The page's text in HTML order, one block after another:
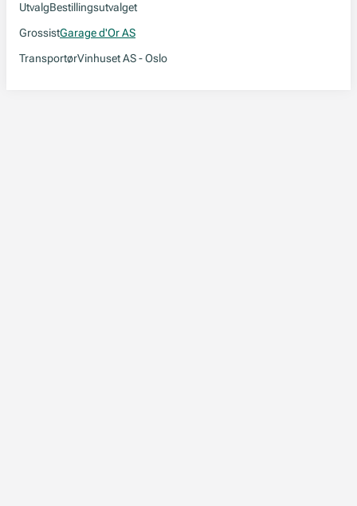
UtvalgBestillingsutvalget
GrossistGarage d'Or AS
TransportørVinhuset AS - Oslo